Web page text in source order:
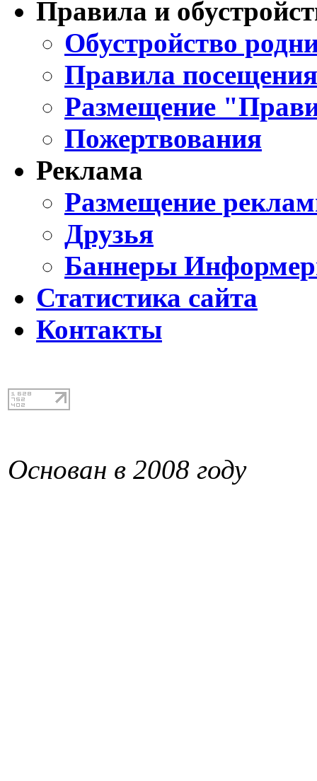
Правила и
Обустройство
Правила
Размещение
Пожертвования
Реклама
Размещение
Друзья
Баннеры
Статистика сайта
Контакты
Основан в 2008 году